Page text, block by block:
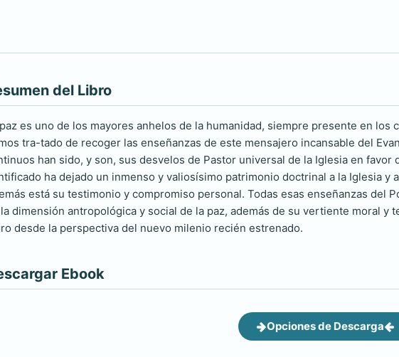
del Libro
es uno de los mayores anhelos de la humanidad, siempre presente en los
tra-tado de recoger las enseñanzas de este mensajero incansable del
han sido, y son, sus desvelos de Pastor universal de la Iglesia en favor
ha dejado un inmenso y valiosísimo patrimonio doctrinal a la Iglesia y
está su testimonio y compromiso personal. Todas esas enseñanzas del
dimensión antropológica y social de la paz, además de su vertiente moral y
desde la perspectiva del nuevo milenio recién estrenado.
Ebook
Opciones de Descarga